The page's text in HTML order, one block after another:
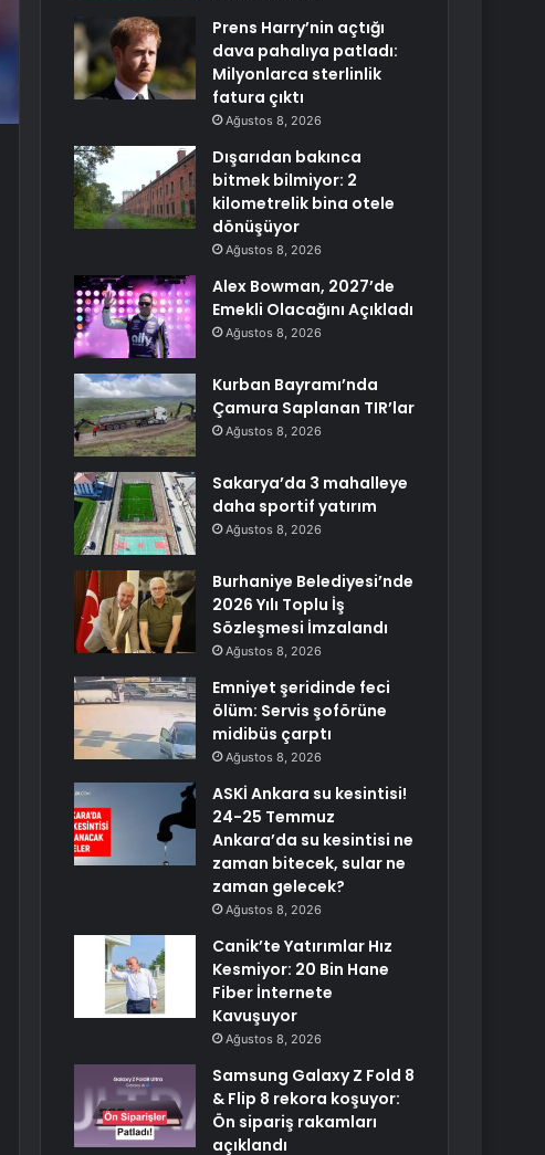
Prens Harry’nin açtığı
dava pahalıya patladı:
Milyonlarca sterlinlik
fatura çıktı
Ağustos 8, 2026
Dışarıdan bakınca
bitmek bilmiyor: 2
kilometrelik bina otele
dönüşüyor
Ağustos 8, 2026
Alex Bowman, 2027’de
Emekli Olacağını Açıkladı
Ağustos 8, 2026
Kurban Bayramı’nda
Çamura Saplanan TIR’lar
Ağustos 8, 2026
Sakarya’da 3 mahalleye
daha sportif yatırım
Ağustos 8, 2026
Burhaniye Belediyesi’nde
2026 Yılı Toplu İş
Sözleşmesi İmzalandı
Ağustos 8, 2026
Emniyet şeridinde feci
ölüm: Servis şoförüne
midibüs çarptı
Ağustos 8, 2026
ASKİ Ankara su kesintisi!
24-25 Temmuz
Ankara’da su kesintisi ne
zaman bitecek, sular ne
zaman gelecek?
Ağustos 8, 2026
Canik’te Yatırımlar Hız
Kesmiyor: 20 Bin Hane
Fiber İnternete
Kavuşuyor
Ağustos 8, 2026
Samsung Galaxy Z Fold 8
& Flip 8 rekora koşuyor:
Ön sipariş rakamları
açıklandı